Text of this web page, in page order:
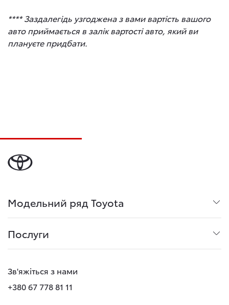
**** Заздалегідь узгоджена з вами вартість вашого
авто приймається в залік вартості авто, який ви
плануєте придбати.
Модельний ряд Toyota
Послуги
Зв'яжіться з нами
+380 67 778 81 11